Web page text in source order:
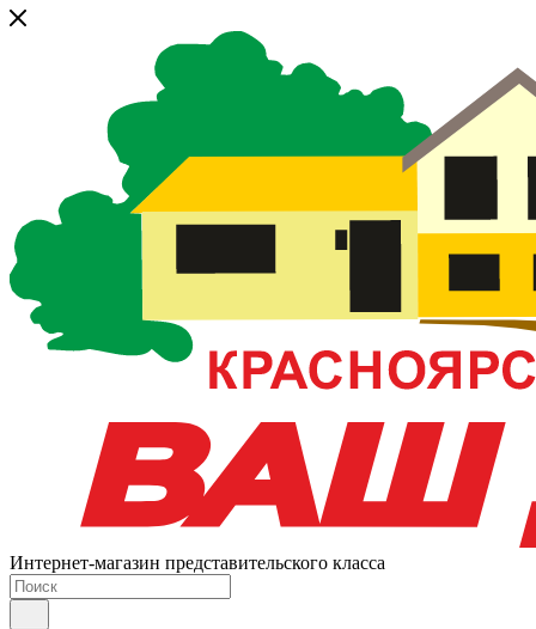
Интернет-магазин представительского класса